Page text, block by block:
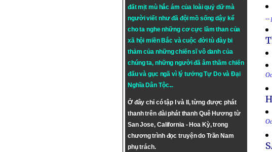
đất mịt mù hắc ám của loài quỷ dữ mà
người viết như đã đội mồ sống dậy kể
cho ta nghe những cơ cực lầm than của
xã hội miền Bắc và cuộc đời tù đày bi
thảm của những chiến sĩ vô danh của
chúng ta, những người đã âm thầm chiến
đấu và gục ngã vì lý tưởngTự DovàĐại
Nghĩa Dân Tộc...
Ở đây chỉ có tập I và II, từng được phát
thanh trên đài phát thanh Quê Hương từ
San Jose, California - Hoa Kỳ, trong
chương trình đọc truyện do Trần Nam
phụ trách.
--